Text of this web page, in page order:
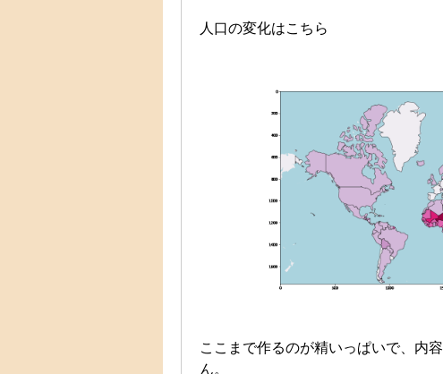
人口の変化はこちら
ここまで作るのが精いっぱいで、内
ん。